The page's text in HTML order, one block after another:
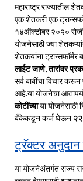
महाराष्ट्र राज्यातील
एक शेतकरी एक
१४ऑक्टोबर २०२०
योजनेसाठी ज्या
शेतकर्‍यांना
लाईट जाणे, तारांवर
सर्व बाबींचा विचार
आहे.या योजनेचा
कोटींच्याया योजनेसाठी
बँकेकडून कर्ज घेऊन
ट्रॅक्टर अनुदान
या योजनेअंतर्गत राज्य